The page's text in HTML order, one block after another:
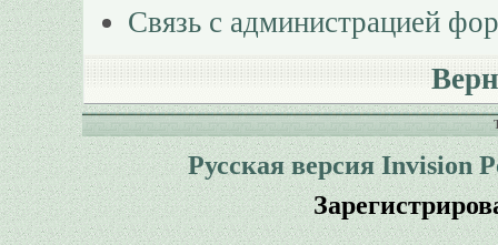
Связь с администрацией
Русская версия Invision